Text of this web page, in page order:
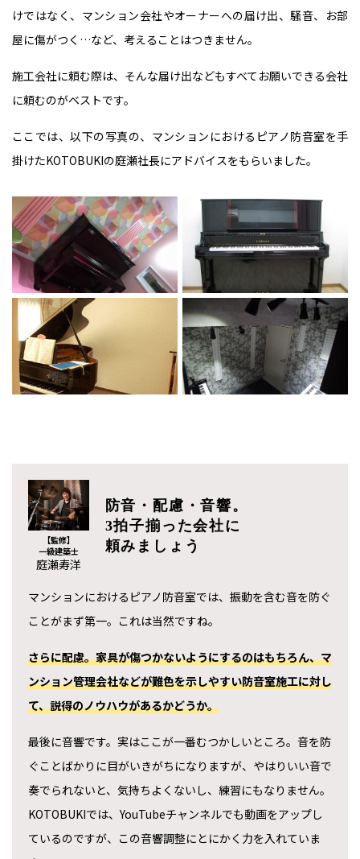
けではなく、マンション会社やオーナーへの届け出、騒音、お部
屋に傷がつく…など、考えることはつきません。
施工会社に頼む際は、そんな届け出などもすべてお願いできる会社
に頼むのがベストです。
ここでは、以下の写真の、マンションにおけるピアノ防音室を手
掛けたKOTOBUKIの庭瀬社長にアドバイスをもらいました。
【監修】
一級建築士
庭瀬寿洋
防音・配慮・音響。
3拍子揃った会社に
頼みましょう
マンションにおけるピアノ防音室では、振動を含む音を防ぐ
ことがまず第一。これは当然ですね。
さらに配慮。家具が傷つかないようにするのはもちろん、マ
ンション管理会社などが難色を示しやすい防音室施工に対し
て、説得のノウハウがあるかどうか。
最後に音響です。実はここが一番むつかしいところ。音を防
ぐことばかりに目がいきがちになりますが、やはりいい音で
奏でられないと、気持ちよくないし、練習にもなりません。
KOTOBUKIでは、YouTubeチャンネルでも動画をアップし
ているのですが、この音響調整にとにかく力を入れていま